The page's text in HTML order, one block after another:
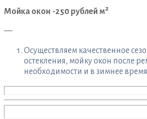
Мойка окон -250 рублей м2
—
Осуществляем качественное
остекления, мойку окон после
необходимости и в зимнее